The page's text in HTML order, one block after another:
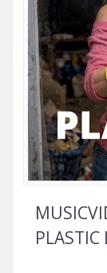
PLASTIC